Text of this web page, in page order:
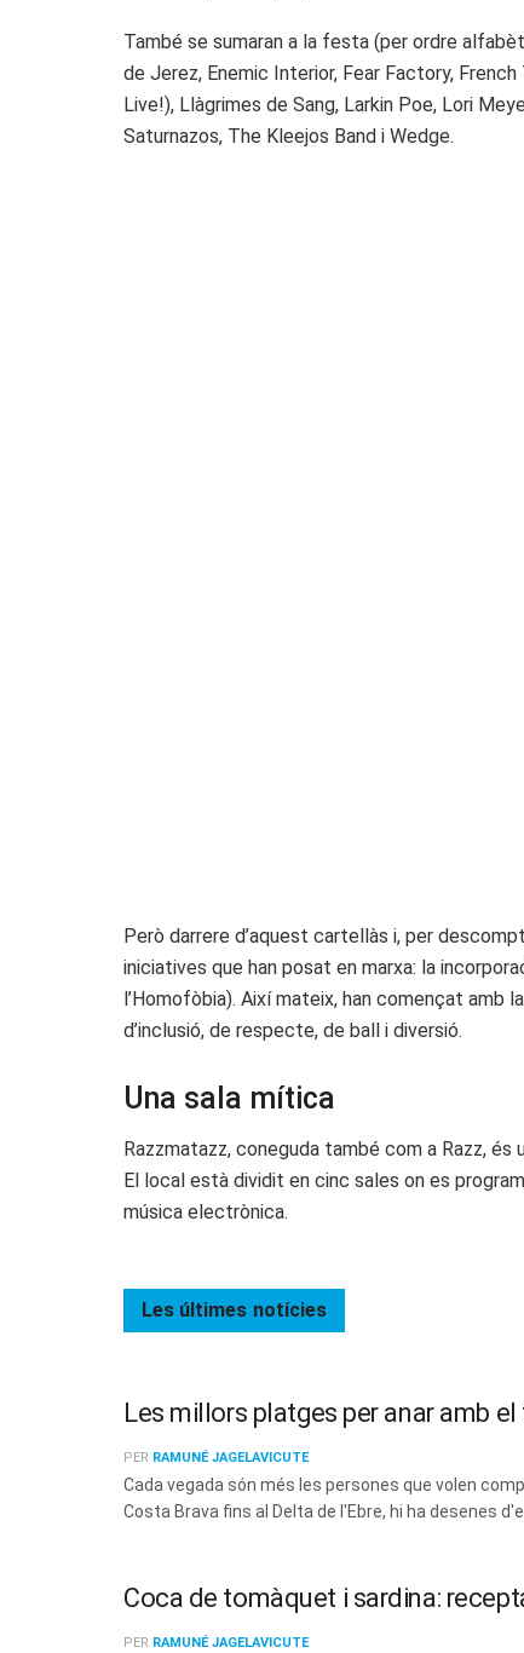
També se sumaran a la festa (per ordre
de Jerez, Enemic Interior, Fear Factory, French
Live!), Llàgrimes de Sang, Larkin Poe, Lori
Saturnazos, The Kleejos Band i Wedge.
Però darrere d’aquest cartellàs i, per
iniciatives que han posat en marxa: la
l’Homofòbia). Així mateix, han començat
d’inclusió, de respecte, de ball i diversió.
Una sala mítica
Razzmatazz, coneguda també com a Razz,
El local està dividit en cinc sales on es
música electrònica.
Les últimes notícies
Les millors platges per anar amb
PER RAMUNÉ JAGELAVICUTE
Cada vegada són més les persones que volen
Costa Brava fins al Delta de l'Ebre, hi ha desenes
Coca de tomàquet i sardina:
PER RAMUNÉ JAGELAVICUTE